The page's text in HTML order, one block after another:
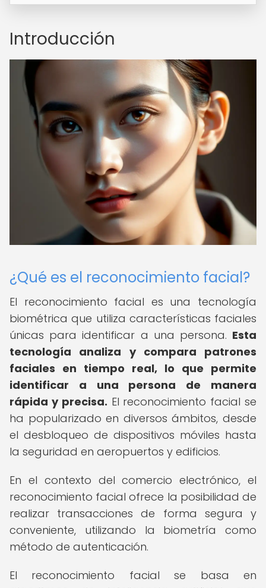
Introducción
¿Qué es el reconocimiento facial?
El reconocimiento facial es una tecnología
biométrica que utiliza características faciales
únicas para identificar a una persona. Esta
tecnología analiza y compara patrones
faciales en tiempo real, lo que permite
identificar a una persona de manera
rápida y precisa. El reconocimiento facial se
ha popularizado en diversos ámbitos, desde
el desbloqueo de dispositivos móviles hasta
la seguridad en aeropuertos y edificios.
En el contexto del comercio electrónico, el
reconocimiento facial ofrece la posibilidad de
realizar transacciones de forma segura y
conveniente, utilizando la biometría como
método de autenticación.
El reconocimiento facial se basa en